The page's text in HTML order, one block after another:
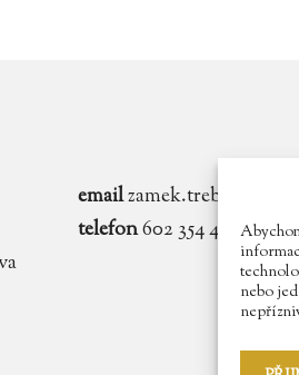
nebo
email
telefon602 354 467